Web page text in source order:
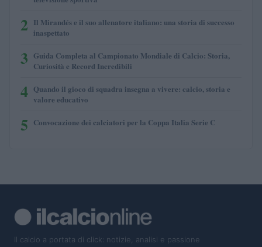
2 Il Mirandés e il suo allenatore italiano: una storia di successo
inaspettato
3 Guida Completa al Campionato Mondiale di Calcio: Storia,
Curiosità e Record Incredibili
4 Quando il gioco di squadra insegna a vivere: calcio, storia e
valore educativo
5 Convocazione dei calciatori per la Coppa Italia Serie C
Il calcio a portata di click: notizie, analisi e passione